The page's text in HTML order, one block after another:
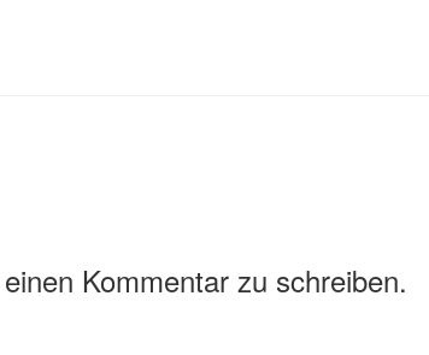
Kommentar zu schreiben.